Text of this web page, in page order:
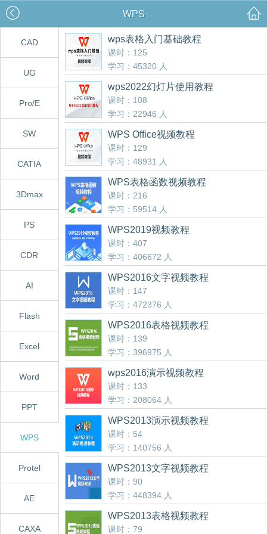
WPS
CAD
UG
Pro/E
SW
CATIA
3Dmax
PS
CDR
AI
Flash
Excel
Word
PPT
WPS
Protel
AE
CAXA
wps表格入门基础教程
课时：125
学习：45320 人
wps2022幻灯片使用教程
课时：108
学习：22946 人
WPS Office视频教程
课时：129
学习：48931 人
WPS表格函数视频教程
课时：216
学习：59514 人
WPS2019视频教程
课时：407
学习：406672 人
WPS2016文字视频教程
课时：147
学习：472376 人
WPS2016表格视频教程
课时：139
学习：396975 人
wps2016演示视频教程
课时：133
学习：208064 人
WPS2013演示视频教程
课时：54
学习：140756 人
WPS2013文字视频教程
课时：90
学习：448394 人
WPS2013表格视频教程
课时：79